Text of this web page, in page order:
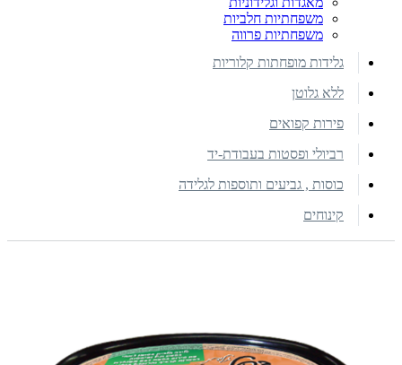
משפחתיות חלביות
משפחתיות פרווה
גלידות מופחתות קלוריות
ללא גלוטן
פירות קפואים
רביולי ופסטות בעבודת-יד
כוסות , גביעים ותוספות לגלידה
קינוחים